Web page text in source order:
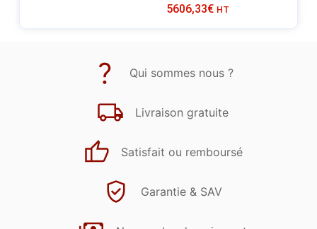
5606,33€ HT
Qui sommes nous ?
Livraison gratuite
Satisfait ou remboursé
Garantie & SAV